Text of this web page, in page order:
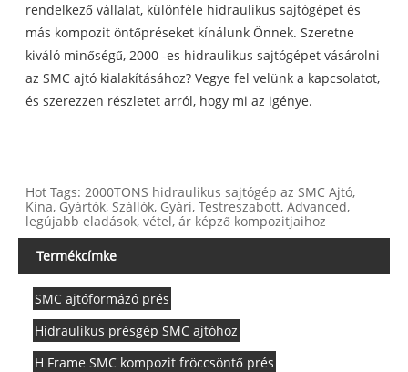
rendelkező vállalat, különféle hidraulikus sajtógépet és
más kompozit öntőpréseket kínálunk Önnek. Szeretne
kiváló minőségű, 2000 -es hidraulikus sajtógépet vásárolni
az SMC ajtó kialakításához? Vegye fel velünk a kapcsolatot,
és szerezzen részletet arról, hogy mi az igénye.
Hot Tags: 2000TONS hidraulikus sajtógép az SMC Ajtó,
Kína, Gyártók, Szállók, Gyári, Testreszabott, Advanced,
legújabb eladások, vétel, ár képző kompozitjaihoz
Termékcímke
SMC ajtóformázó prés
Hidraulikus présgép SMC ajtóhoz
H Frame SMC kompozit fröccsöntő prés